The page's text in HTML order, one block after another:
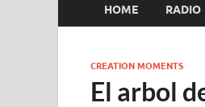
HOME RADIO
CREATION MOMENTS
El arbol